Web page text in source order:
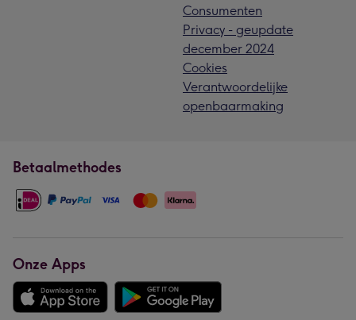
Consumenten
Privacy - geupdate
december 2024
Cookies
Verantwoordelijke
openbaarmaking
Betaalmethodes
Onze Apps